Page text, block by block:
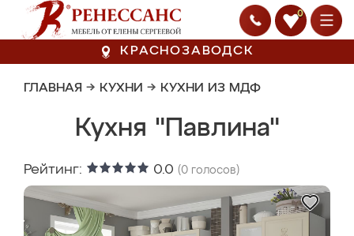
0
КРАСНОЗАВОДСК
ГЛАВНАЯ → КУХНИ → КУХНИ ИЗ МДФ
Кухня "Павлина"
Рейтинг: 0.0 (0 голосов)